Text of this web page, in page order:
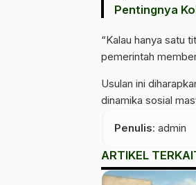
Pentingnya
“Kalau hanya satu
pemerintah
Usulan ini
dinamika sosial
Penulis: admin
ARTIKEL